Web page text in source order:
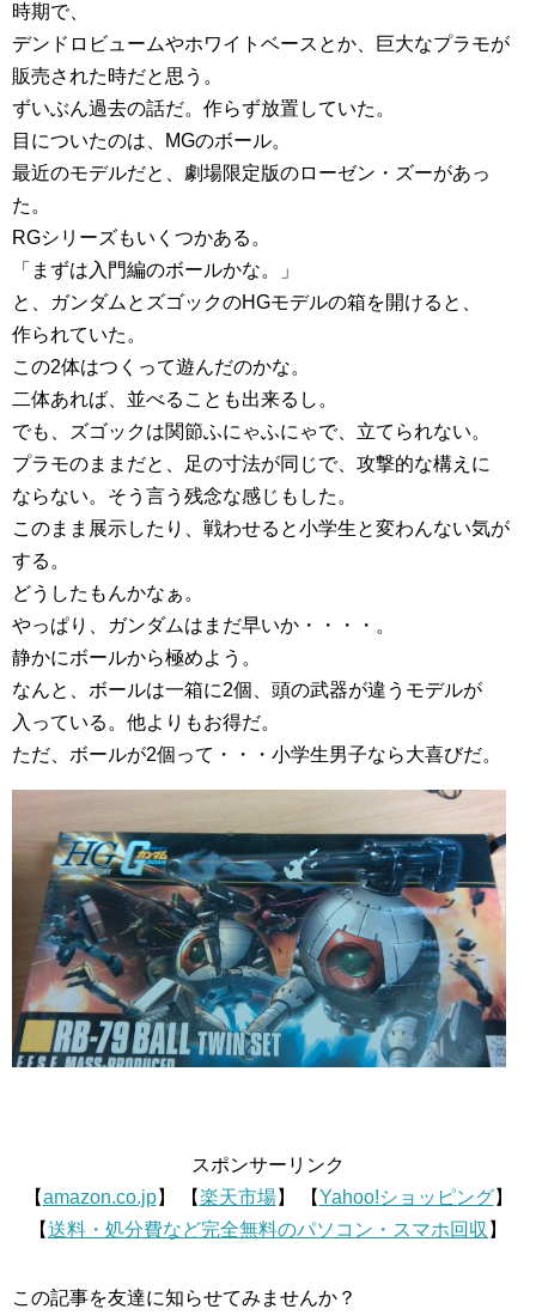
時期で、
デンドロビュームやホワイトベースとか、巨大なプラモが
販売された時だと思う。
ずいぶん過去の話だ。作らず放置していた。
目についたのは、MGのボール。
最近のモデルだと、劇場限定版のローゼン・ズーがあっ
た。
RGシリーズもいくつかある。
「まずは入門編のボールかな。」
と、ガンダムとズゴックのHGモデルの箱を開けると、
作られていた。
この2体はつくって遊んだのかな。
二体あれば、並べることも出来るし。
でも、ズゴックは関節ふにゃふにゃで、立てられない。
プラモのままだと、足の寸法が同じで、攻撃的な構えに
ならない。そう言う残念な感じもした。
このまま展示したり、戦わせると小学生と変わんない気が
する。
どうしたもんかなぁ。
やっぱり、ガンダムはまだ早いか・・・・。
静かにボールから極めよう。
なんと、ボールは一箱に2個、頭の武器が違うモデルが
入っている。他よりもお得だ。
ただ、ボールが2個って・・・小学生男子なら大喜びだ。
スポンサーリンク
【amazon.co.jp】 【楽天市場】 【Yahoo!ショッピング】
【送料・処分費など完全無料のパソコン・スマホ回収 】
この記事を友達に知らせてみませんか？